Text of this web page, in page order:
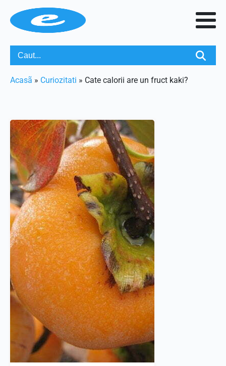
Acasã » Curiozitati » Cate calorii are un fruct kaki?